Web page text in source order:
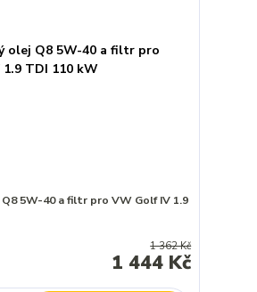
5W-40 a filtr pro VW Golf IV 1.9
1 362 Kč
1 444 Kč